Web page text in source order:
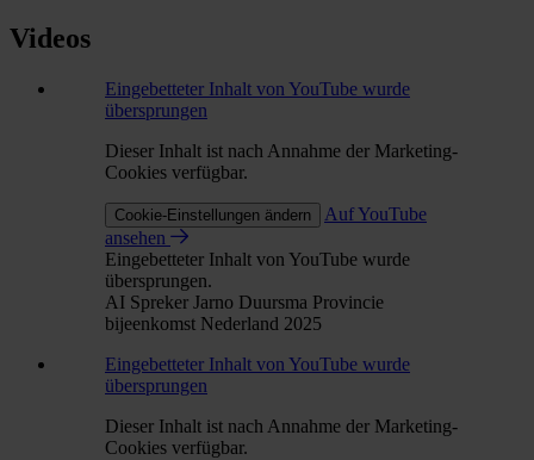
Videos
Eingebetteter Inhalt von YouTube wurde
übersprungen
Dieser Inhalt ist nach Annahme der Marketing-
Cookies verfügbar.
Cookie-Einstellungen ändern
Auf YouTube
ansehen
Eingebetteter Inhalt von YouTube wurde
übersprungen.
AI Spreker Jarno Duursma Provincie
bijeenkomst Nederland 2025
Eingebetteter Inhalt von YouTube wurde
übersprungen
Dieser Inhalt ist nach Annahme der Marketing-
Cookies verfügbar.